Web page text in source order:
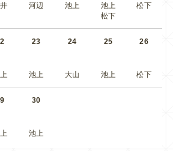
河辺 池上
池上
松下
松下
23
池上
24
大山
25
池上
26
松下
30
池上